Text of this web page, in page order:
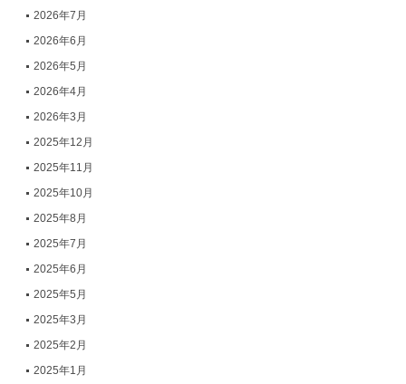
2026年7月
2026年6月
2026年5月
2026年4月
2026年3月
2025年12月
2025年11月
2025年10月
2025年8月
2025年7月
2025年6月
2025年5月
2025年3月
2025年2月
2025年1月